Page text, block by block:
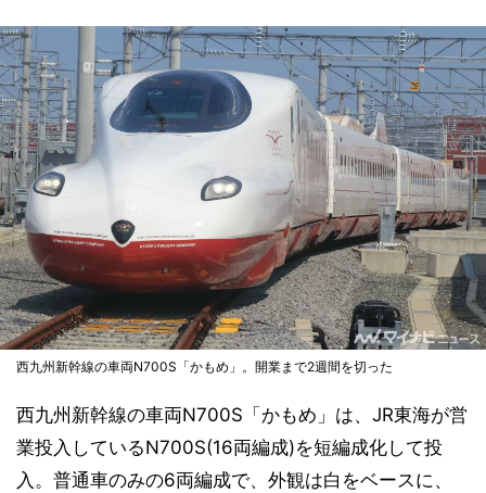
西九州新幹線の車両N700S「かもめ」。開業まで2週間を切った
西九州新幹線の車両N700S「かもめ」は、JR東海が営
業投入しているN700S(16両編成)を短編成化して投
入。普通車のみの6両編成で、外観は白をベースに、